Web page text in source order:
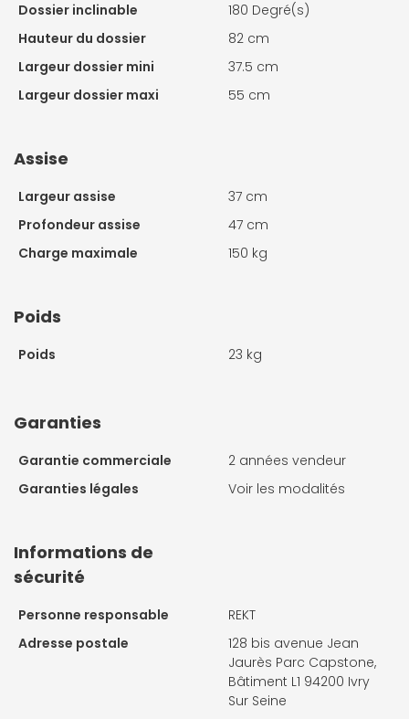
Dossier inclinable
180 Degré(s)
Hauteur du dossier
82 cm
Largeur dossier mini
37.5 cm
Largeur dossier maxi
55 cm
Assise
Largeur assise
37 cm
Profondeur assise
47 cm
Charge maximale
150 kg
Poids
Poids 23 kg
Garanties
Garantie commerciale
2 années vendeur
Garanties légales
Voir les modalités
Informations de
sécurité
Personne responsable
REKT
Adresse postale
128 bis avenue Jean
Jaurès Parc Capstone,
Bâtiment L1 94200 Ivry
Sur Seine